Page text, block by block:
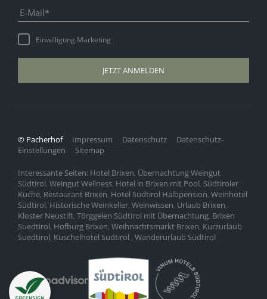
E-Mail
Einwilligung Marketing
JETZT ANMELDEN
Interessante Seiten: Hotel Brixen, Übernachtung Weingut
Südtirol, Weingut Wellness, Hotel in Brixen mit Pool, Südtiroler
Küche, Restaurant Brixen, Hotel Südtirol Halbpension, Weinhotel
Südtirol, Historische Weinkeller, Weinwissen, Urlaub Brixen,
Kloster Neustift, Törggelen Südtirol mit Übernachtung, Brixen
Suedtirol, Hofburg Brixen, Weihnachtsmarkt Brixen, Kurzurlaub
Suedtirol, Kuschelhotel Südtirol , Wanderurlaub Südtirol
© Pacherhof Impressum Datenschutz
Datenschutz-
Einstellungen
Sitemap